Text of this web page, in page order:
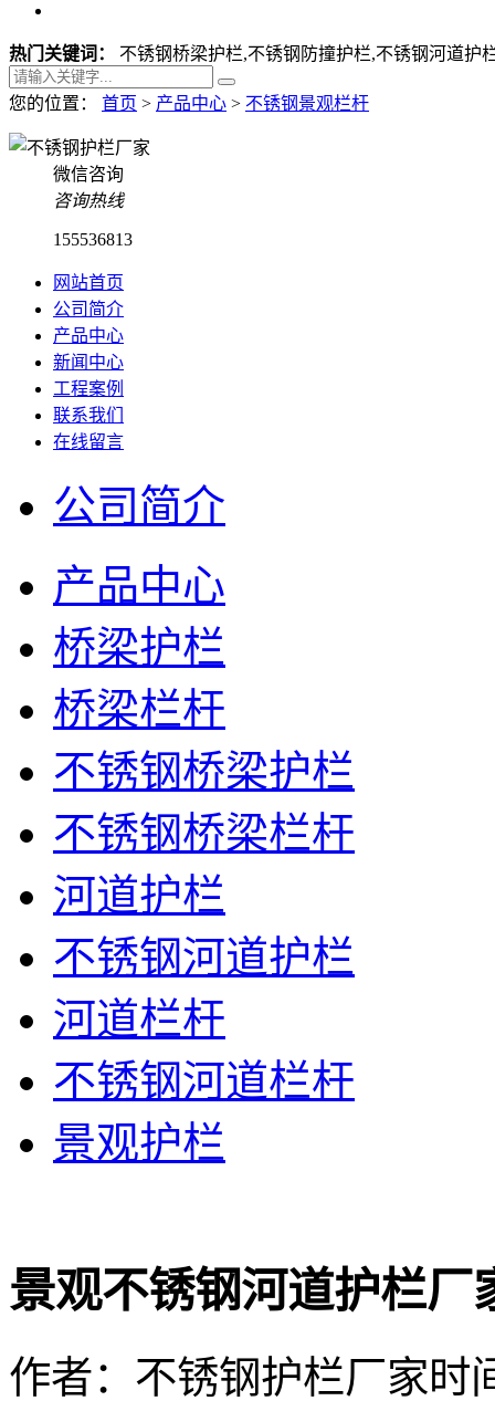
热门关键词： 不锈钢桥梁护栏,不锈钢防撞护栏,不锈钢河道护
您的位置： 首页 > 产品中心 > 不锈钢景观栏杆
景观不锈钢河道护栏厂
作者：不锈钢护栏厂家时
微信咨询
咨询热线
155536813
网站首页
公司简介
产品中心
新闻中心
工程案例
联系我们
在线留言
公司简介
产品中心
桥梁护栏
桥梁栏杆
不锈钢桥梁护栏
不锈钢桥梁栏杆
河道护栏
不锈钢河道护栏
河道栏杆
不锈钢河道栏杆
景观护栏